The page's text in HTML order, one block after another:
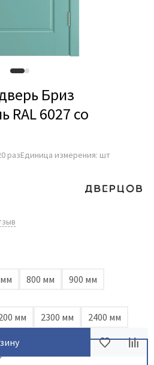
Бриз
RAL 6027 со
разЕдиница измерения: шт
800 мм
900 мм
мм 2300 мм 2400 мм